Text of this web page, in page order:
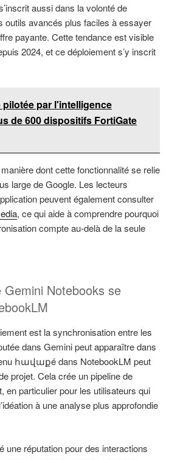
aussi dans la volonté de
outils avancés plus faciles à essayer
payante. Cette tendance est visible
2024, et ce déploiement s’y inscrit
pilotée par l'intelligence
de 600 dispositifs FortiGate
dont cette fonctionnalité se relie
large de Google. Les lecteurs
peuvent également consulter
, ce qui aide à comprendre pourquoi
compte au-delà de la seule
Notebooks se
est la synchronisation entre les
dans Gemini peut apparaître dans
հավաքé dans NotebookLM peut
projet. Cela crée un pipeline de
en particulier pour les utilisateurs qui
à une analyse plus approfondie
une réputation pour des interactions